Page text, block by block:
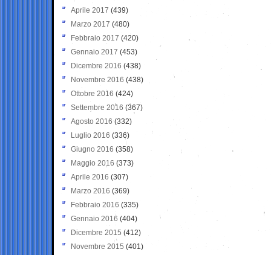
Aprile 2017 (439)
Marzo 2017 (480)
Febbraio 2017 (420)
Gennaio 2017 (453)
Dicembre 2016 (438)
Novembre 2016 (438)
Ottobre 2016 (424)
Settembre 2016 (367)
Agosto 2016 (332)
Luglio 2016 (336)
Giugno 2016 (358)
Maggio 2016 (373)
Aprile 2016 (307)
Marzo 2016 (369)
Febbraio 2016 (335)
Gennaio 2016 (404)
Dicembre 2015 (412)
Novembre 2015 (401)